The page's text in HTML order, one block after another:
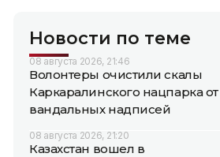
Новости по теме
08 августа 2026, 21:46
Волонтеры очистили скалы
Каркаралинского нацпарка от
вандальных надписей
08 августа 2026, 21:20
Казахстан вошел в